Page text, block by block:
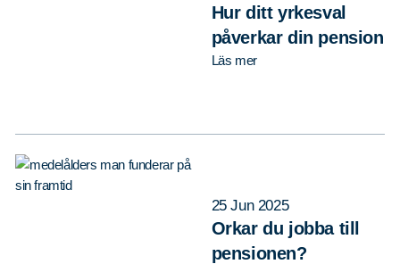
Hur ditt yrkesval
påverkar din pension
Läs mer
25 Jun 2025
Orkar du jobba till
pensionen?